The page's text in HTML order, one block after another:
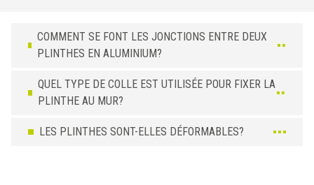
COMMENT SE FONT LES JONCTIONS ENTRE DEUX
PLINTHES EN ALUMINIUM?
QUEL TYPE DE COLLE EST UTILISÉE POUR FIXER LA
PLINTHE AU MUR?
LES PLINTHES SONT-ELLES DÉFORMABLES?